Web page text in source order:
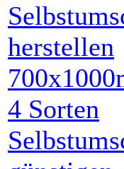
herstellen
4 Sorten